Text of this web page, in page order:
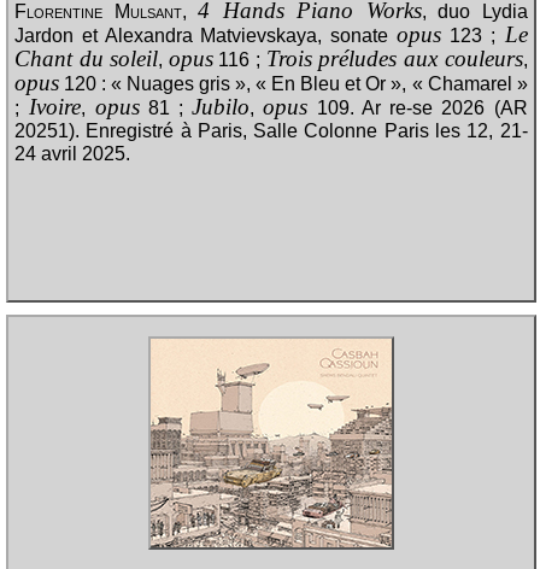
Florentine Mulsant,4 Hands Piano Works, duo Lydia
Jardon et Alexandra Matvievskaya, sonateopus 123 ; Le
Chant du soleil, opus116 ; Trois préludes aux couleurs,
opus 120 : « Nuages gris », « En Bleu et Or », « Chamarel »
; Ivoire, opus81 ;Jubilo,opus 109. Ar re-se 2026 (AR
20251). Enregistré à Paris, Salle Colonne Paris les 12, 21-
24 avril 2025.